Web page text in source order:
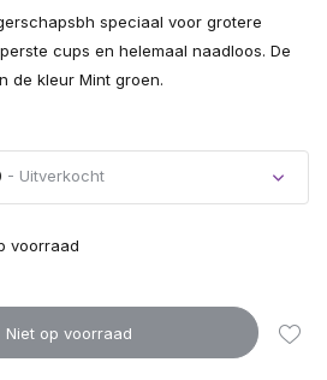
speciaal voor grotere
cups en helemaal naadloos. De
de kleur Mint groen.
- Uitverkocht
Uitverkocht
voorraad
Niet op voorraad